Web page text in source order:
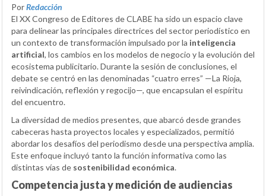
PorRedacción
El XX Congreso de Editores de CLABE ha sido un espacio clave
para delinear las principales directrices del sector periodístico en
un contexto de transformación impulsado por la inteligencia
artificial, los cambios en los modelos de negocio y la evolución del
ecosistema publicitario. Durante la sesión de conclusiones, el
debate se centró en las denominadas “cuatro erres” —La Rioja,
reivindicación, reflexión y regocijo—, que encapsulan el espíritu
del encuentro.
La diversidad de medios presentes, que abarcó desde grandes
cabeceras hasta proyectos locales y especializados, permitió
abordar los desafíos del periodismo desde una perspectiva amplia.
Este enfoque incluyó tanto la función informativa como las
distintas vías de sostenibilidad económica.
Competencia justa y medición de audiencias